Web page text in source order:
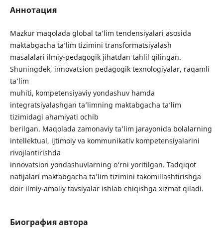
Аннотация
Mazkur maqolada global ta’lim tendensiyalari asosida
maktabgacha ta’lim tizimini transformatsiyalash
masalalari ilmiy-pedagogik jihatdan tahlil qilingan.
Shuningdek, innovatsion pedagogik texnologiyalar, raqamli
ta’lim
muhiti, kompetensiyaviy yondashuv hamda
integratsiyalashgan ta’limning maktabgacha ta’lim
tizimidagi ahamiyati ochib
berilgan. Maqolada zamonaviy ta’lim jarayonida bolalarning
intellektual, ijtimoiy va kommunikativ kompetensiyalarini
rivojlantirishda
innovatsion yondashuvlarning o‘rni yoritilgan. Tadqiqot
natijalari maktabgacha ta’lim tizimini takomillashtirishga
doir ilmiy-amaliy tavsiyalar ishlab chiqishga xizmat qiladi.
Биография автора